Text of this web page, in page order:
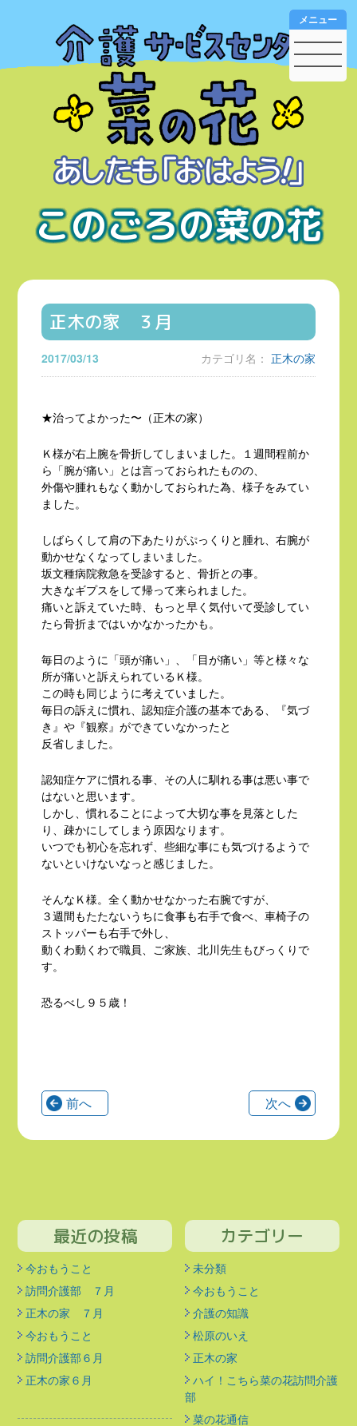
このごろの菜の花
メニュー
正木の家 ３月
2017/03/13 カテゴリ名： 正木の家
★治ってよかった〜（正木の家）
Ｋ様が右上腕を骨折してしまいました。１週間程前か
ら「腕が痛い」とは言っておられたものの、
外傷や腫れもなく動かしておられた為、様子をみてい
ました。
しばらくして肩の下あたりがぷっくりと腫れ、右腕が
動かせなくなってしまいました。
坂文種病院救急を受診すると、骨折との事。
大きなギプスをして帰って来られました。
痛いと訴えていた時、もっと早く気付いて受診してい
たら骨折まではいかなかったかも。
毎日のように「頭が痛い」、「目が痛い」等と様々な
所が痛いと訴えられているＫ様。
この時も同じように考えていました。
毎日の訴えに慣れ、認知症介護の基本である、『気づ
き』や『観察』ができていなかったと
反省しました。
認知症ケアに慣れる事、その人に馴れる事は悪い事で
はないと思います。
しかし、慣れることによって大切な事を見落とした
り、疎かにしてしまう原因なります。
いつでも初心を忘れず、些細な事にも気づけるようで
ないといけないなっと感じました。
そんなＫ様。全く動かせなかった右腕ですが、
３週間もたたないうちに食事も右手で食べ、車椅子の
ストッパーも右手で外し、
動くわ動くわで職員、ご家族、北川先生もびっくりで
す。
恐るべし９５歳！
前へ 次へ
最近の投稿
今おもうこと
訪問介護部 ７月
正木の家 ７月
今おもうこと
訪問介護部６月
正木の家６月
カテゴリー
未分類
今おもうこと
介護の知識
松原のいえ
正木の家
ハイ！こちら菜の花訪問介護
部
菜の花通信